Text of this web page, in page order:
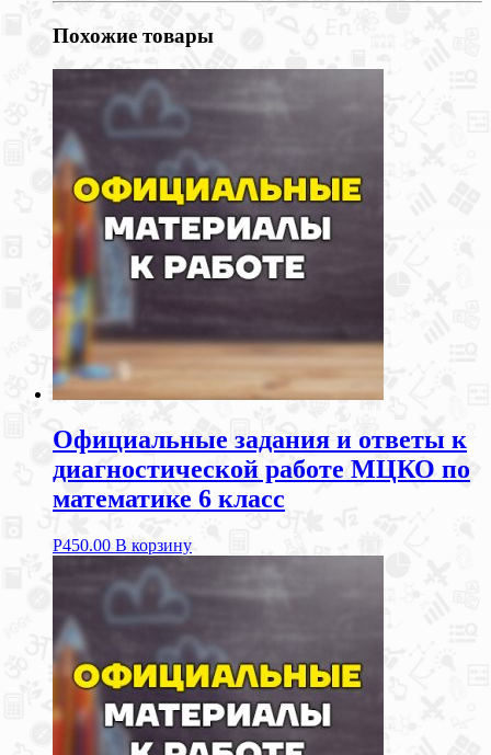
Похожие товары
Официальные задания и ответы к
диагностической работе МЦКО по
математике 6 класс
Р450.00 В корзину